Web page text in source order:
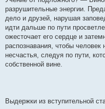
разрушительные энергии.
дело и друзей, нарушая
идти дальше по пути
ожесточает его сердце и
распознавания, чтобы
несчастья, следуя по пути,
собственной вине.
Выдержки из вступительной